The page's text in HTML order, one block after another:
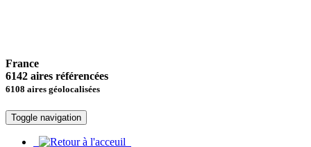
France
6142 aires référencées
6108 aires géolocalisées
Toggle navigation